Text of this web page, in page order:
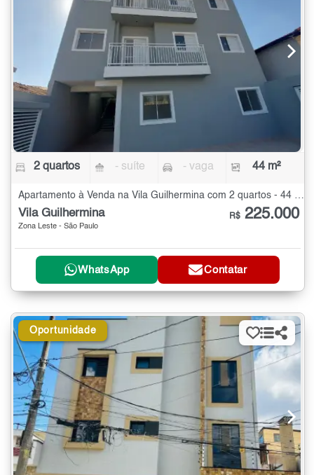
2 quartos - suíte - vaga 44 m²
Apartamento à Venda na Vila Guilhermina com 2 quartos - 44 m²
Vila Guilhermina
Zona Leste - São Paulo
R$ 225.000
WhatsApp Contatar
Oportunidade